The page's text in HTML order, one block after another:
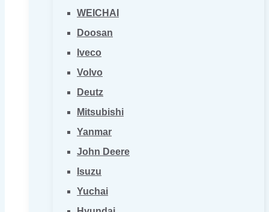
WEICHAI
Doosan
Iveco
Volvo
Deutz
Mitsubishi
Yanmar
John Deere
Isuzu
Yuchai